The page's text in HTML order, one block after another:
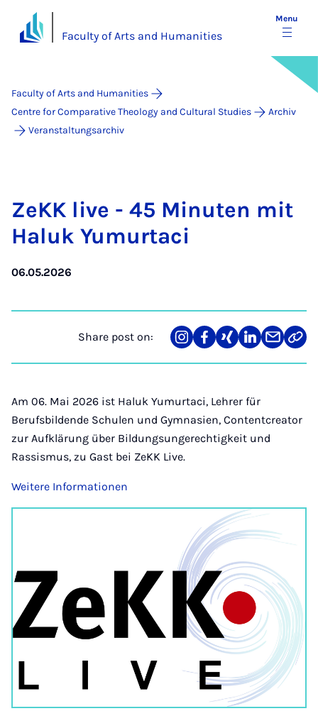
Faculty of Arts and Humanities
Menu
Faculty of Arts and Humanities
Centre for Comparative Theology and Cultural Studies
Archiv
Veranstaltungsarchiv
ZeKK live - 45 Minuten mit
Haluk Yu­mur­taci
06.05.2026
Share post on:
Share
on
Teilen
auf
Teilen
auf
Teilen
auf
Teilen
über
Link
Am 06. Mai 2026 ist Haluk Yumurtaci, Lehrer für
Berufsbildende Schulen und Gymnasien, Contentcreator
zur Aufklärung über Bildungsungerechtigkeit und
Rassismus, zu Gast bei ZeKK Live.
Weitere Informationen